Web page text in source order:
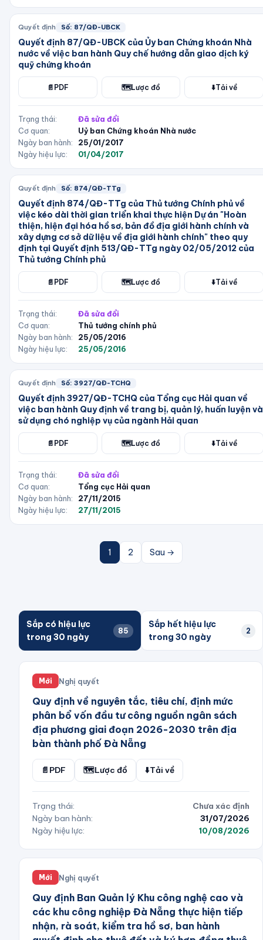
Quyết định Số: 87/QĐ-UBCK
Quyết định 87/QĐ-UBCK của Ủy ban Chứng khoán Nhà
nước về việc ban hành Quy chế hướng dẫn giao dịch ký
quỹ chứng khoán
📄 PDF 🗺️Lược đồ ⬇️Tải về
Trạng thái:
Đã sửa đổi
Cơ quan:
Uỷ ban Chứng khoán Nhà nước
Ngày ban hành:
25/01/2017
Ngày hiệu lực:
01/04/2017
Quyết định Số: 874/QĐ-TTg
Quyết định 874/QĐ-TTg của Thủ tướng Chính phủ về
việc kéo dài thời gian triển khai thực hiện Dự án "Hoàn
thiện, hiện đại hóa hồ sơ, bản đồ địa giới hành chính và
xây dựng cơ sở dữ liệu về địa giới hành chính" theo quy
định tại Quyết định 513/QĐ-TTg ngày 02/05/2012 của
Thủ tướng Chính phủ
📄 PDF 🗺️Lược đồ ⬇️Tải về
Trạng thái:
Đã sửa đổi
Cơ quan:
Thủ tướng chính phủ
Ngày ban hành:
25/05/2016
Ngày hiệu lực:
25/05/2016
Quyết định Số: 3927/QĐ-TCHQ
Quyết định 3927/QĐ-TCHQ của Tổng cục Hải quan về
việc ban hành Quy định về trang bị, quản lý, huấn luyện và
sử dụng chó nghiệp vụ của ngành Hải quan
📄 PDF 🗺️Lược đồ ⬇️Tải về
Trạng thái:
Đã sửa đổi
Cơ quan:
Tổng cục Hải quan
Ngày ban hành:
27/11/2015
Ngày hiệu lực:
27/11/2015
1 2 Sau →
Sắp có hiệu lực
trong 30 ngày
85
Sắp hết hiệu lực
trong 30 ngày
2
Mới Nghị quyết
Quy định về nguyên tắc, tiêu chí, định mức
phân bổ vốn đầu tư công nguồn ngân sách
địa phương giai đoạn 2026-2030 trên địa
bàn thành phố Đà Nẵng
📄 PDF 🗺️Lược đồ ⬇️Tải về
Trạng thái:
Chưa xác định
Ngày ban hành:
31/07/2026
Ngày hiệu lực:
10/08/2026
Mới Nghị quyết
Quy định Ban Quản lý Khu công nghệ cao và
các khu công nghiệp Đà Nẵng thực hiện tiếp
nhận, rà soát, kiểm tra hồ sơ, ban hành